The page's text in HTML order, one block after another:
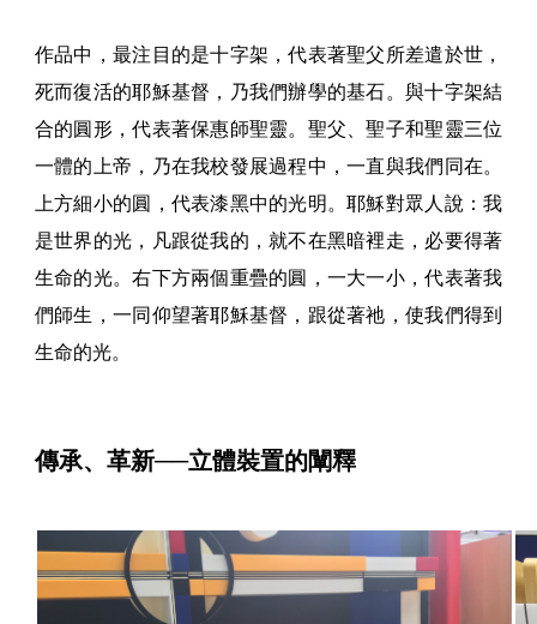
作品中，最注目的是十字架，代表著聖父所差遣於世，
死而復活的耶穌基督，乃我們辦學的基石。與十字架結
合的圓形，代表著保惠師聖靈。聖父、聖子和聖靈三位
一體的上帝，乃在我校發展過程中，一直與我們同在。
上方細小的圓，代表漆黑中的光明。耶穌對眾人說：我
是世界的光，凡跟從我的，就不在黑暗裡走，必要得著
生命的光。右下方兩個重疊的圓，一大一小，代表著我
們師生，一同仰望著耶穌基督，跟從著祂，使我們得到
生命的光。
傳承、革新──立體裝置的闡釋